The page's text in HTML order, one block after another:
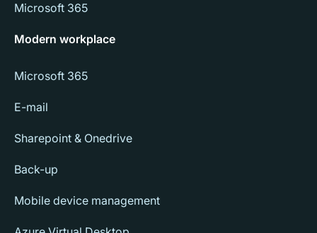
Microsoft 365
Modern workplace
Microsoft 365
E-mail
Sharepoint & Onedrive
Back-up
Mobile device management